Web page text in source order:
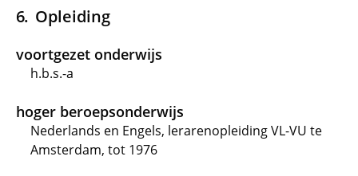
Opleiding
voortgezet onderwijs
h.b.s.-a
hoger beroepsonderwijs
Nederlands en Engels, lerarenopleiding VL-VU te
Amsterdam, tot 1976